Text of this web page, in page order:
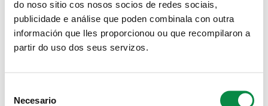
do noso sitio cos nosos socios de redes sociais,
publicidade e análise que poden combinala con outra
información que lles proporcionou ou que recompilaron a
partir do uso dos seus servizos.
Selection
Necesario
Imagen: